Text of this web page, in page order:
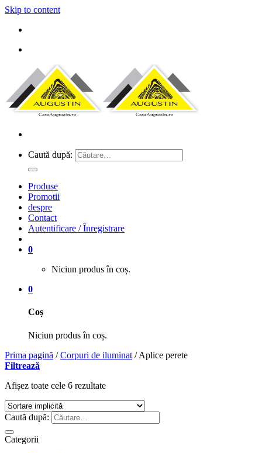
Skip to content
Caută după:
Produse
Promotii
despre
Contact
Autentificare / Înregistrare
0
Niciun produs în coș.
0
Coș
Niciun produs în coș.
Prima pagină / Corpuri de iluminat /Aplice perete
Filtrează
Afișez toate cele 6 rezultate
Caută după:
Categorii